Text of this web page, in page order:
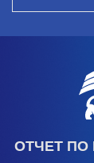
ОТЧЕТ ПО